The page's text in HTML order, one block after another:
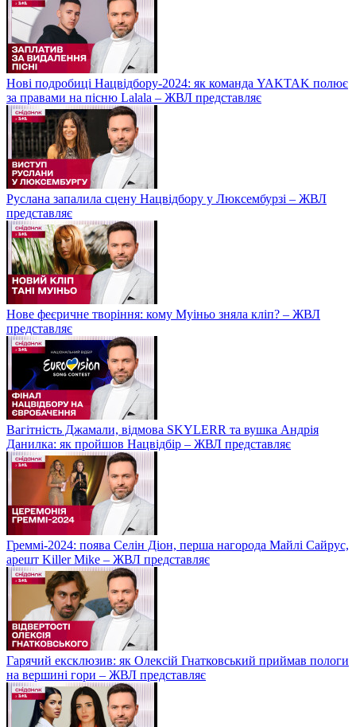
Нові подробиці Нацвідбору-2024: як команда YAKTAK полює
за правами на пісню Lalala – ЖВЛ представляє
Руслана запалила сцену Нацвідбору у Люксембурзі – ЖВЛ
представляє
Нове феєричне творіння: кому Муіньо зняла кліп? – ЖВЛ
представляє
Вагітність Джамали, відмова SKYLERR та вушка Андрія
Данилка: як пройшов Нацвідбір – ЖВЛ представляє
Греммі-2024: поява Селін Діон, перша нагорода Майлі Сайрус,
арешт Killer Mike – ЖВЛ представляє
Гарячий ексклюзив: як Олексій Гнатковський приймав пологи
на вершині гори – ЖВЛ представляє